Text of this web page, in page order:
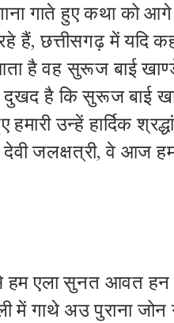
गाते हुए कथा को आगे
हैं, छत्तीसगढ़ में यदि
है वह सुरूज बाई
दुखद है कि सुरूज बाई
उन्हें हार्दिक
देवी जलक्षत्री, वे आज
हम एला सुनत आवत
गाथे अउ पुराना जोन